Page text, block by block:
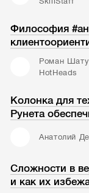
Философия
Роман
HotHeads
Колонка для
Рунета
Анатолий
Сложности в
и как их